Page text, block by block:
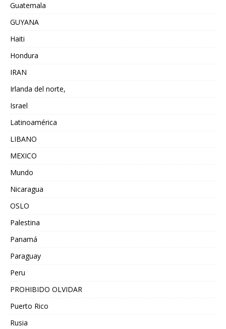
Guatemala
GUYANA
Haiti
Hondura
IRAN
Irlanda del norte,
Israel
Latinoamérica
LIBANO
MEXICO
Mundo
Nicaragua
OSLO
Palestina
Panamá
Paraguay
Peru
PROHIBIDO OLVIDAR
Puerto Rico
Rusia